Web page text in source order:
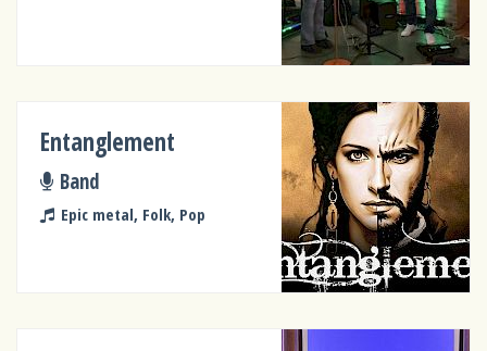
Entanglement
Band
Epic metal, Folk, Pop